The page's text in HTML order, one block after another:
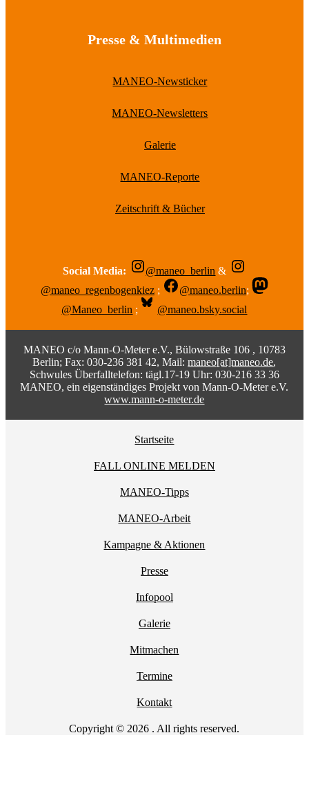
Presse & Multimedien
MANEO-Newsticker
MANEO-Newsletters
Galerie
MANEO-Reporte
Zeitschrift & Bücher
Social Media: @maneo_berlin &
@maneo_regenbogenkiez ; @maneo.berlin;
@Maneo_berlin ; @maneo.bsky.social
MANEO c/o Mann-O-Meter e.V., Bülowstraße 106 , 10783
Berlin; Fax: 030-236 381 42, Mail:maneo[at]maneo.de,
Schwules Überfalltelefon: tägl.17-19 Uhr: 030-216 33 36
MANEO, ein eigenständiges Projekt von Mann-O-Meter e.V.
www.mann-o-meter.de
Startseite
FALL ONLINE MELDEN
MANEO-Tipps
MANEO-Arbeit
Kampagne & Aktionen
Presse
Infopool
Galerie
Mitmachen
Termine
Kontakt
Copyright © 2026 . All rights reserved.